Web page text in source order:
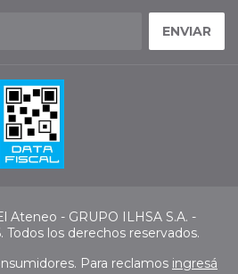
Ateneo - GRUPO ILHSA S.A. -
Todos los derechos reservados.
Para reclamos ingresá